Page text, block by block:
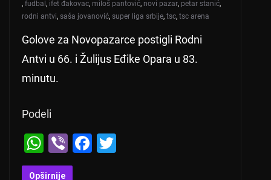
, fudbal, ifet đakovac, miloš pantović, novi pazar, petar stanić,
rodni antvi, saša jovanović, super liga srbije, tsc, tsc arena
Golove za Novopazarce postigli Rodni
Antvi u 66. i Žulijus Eđike Opara u 83.
minutu.
Podeli
W
h
Vi
b
F
Opširnije